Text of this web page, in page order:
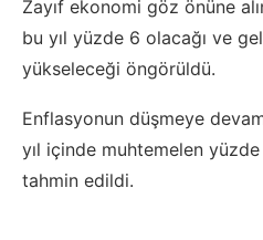
Zayıf ekonomi göz önüne
bu yıl yüzde 6 olacağı ve
yükseleceği öngörüldü.
Enflasyonun düşmeye
yıl içinde muhtemelen
tahmin edildi.